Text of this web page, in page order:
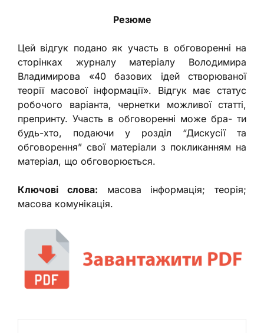
Резюме
Цей відгук подано як участь в обговоренні на
сторінках журналу матеріалу Володимира
Владимирова «40 базових ідей створюваної
теорії масової інформації». Відгук має статус
робочого варіанта, чернетки можливої статті,
препринту. Участь в обговоренні може бра- ти
будь-хто, подаючи у розділ “Дискусії та
обговорення” свої матеріали з покликанням на
матеріал, що обговорюється.
Ключові слова: масова інформація; теорія;
масова комунікація.